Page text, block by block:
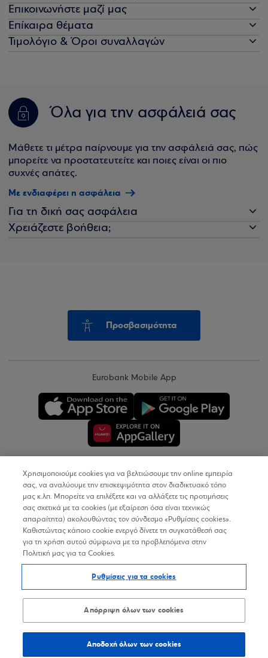
Επικοινωνήστε μαζί μας
Επίκαιρα θέματα
Τιμολόγιο & Όροι συναλλαγών
Όλα για την ασφάλειά σας
Μάθετε τι μέτρα παίρνουμε για την ασφάλειά σας, πώς
μπορείτε να προστατευτείτε και ποιες είναι οι πιο
συχνές απάτες.
Με ενδιαφέρει η ασφάλεια
Για τη δική σας ασφάλεια
Χρειάζεστε βοήθεια;
Προσβασιμότητα
Eurobank Mobile App
Copyright © 2026
Όροι Χρήσης
Προσωπικά Δεδομένα στον Διαδικτυακό Τόπο
Δήλωση Προσβασιμότητας
Sitemap
Χρησιμοποιούμε cookies για να βελτιώσουμε την online εμπειρία
σας, να αναλύουμε την επισκεψιμότητα στον διαδικτυακό τόπο
μας κ.λπ. Μπορείτε να επιλέξετε και να αλλάξετε τις προτιμήσεις
σας σχετικά με τα cookies (με εξαίρεση όσα είναι τεχνικώς
απαραίτητα) ακολουθώντας τον σύνδεσμο «Ρυθμίσεις cookies».
Καθιστώντας κάποιο cookie ενεργό δίνετε τη συγκατάθεσή σας
για τη χρήση αυτού σύμφωνα με τα προβλεπόμενα στην
Πολιτική μας για τα Cookies.
Ρυθμίσεις για τα cookies
Απόρριψη όλων των cookies
Αποδοχή όλων των cookies